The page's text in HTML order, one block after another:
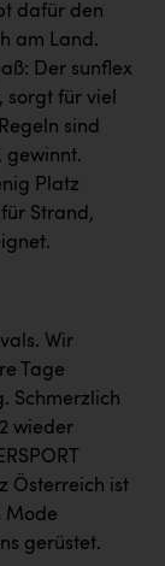
dafür den
am Land.
Der sunflex
für viel
sind
gewinnt.
Platz
Strand,
Wir
Tage
Schmerzlich
wieder
Österreich ist
Mode
gerüstet.